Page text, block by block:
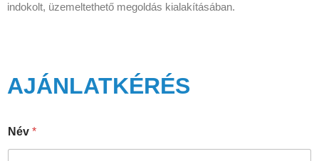
indokolt, üzemeltethető megoldás kialakításában.
AJÁNLATKÉRÉS
í
m
Név *